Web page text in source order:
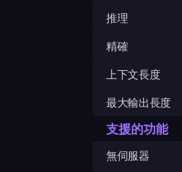
推理
精確
上下文長度
最大輸出長度
支援的功能
無伺服器